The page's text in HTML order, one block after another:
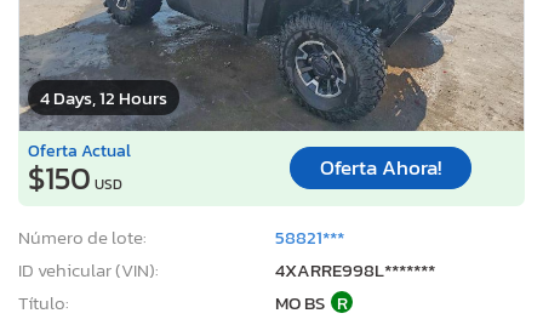
4 Days, 12 Hours
Oferta Actual
$150 USD
Oferta Ahora!
Número de lote:
58821***
ID vehicular (VIN):
4XARRE998L*******
Título:
MO BS R